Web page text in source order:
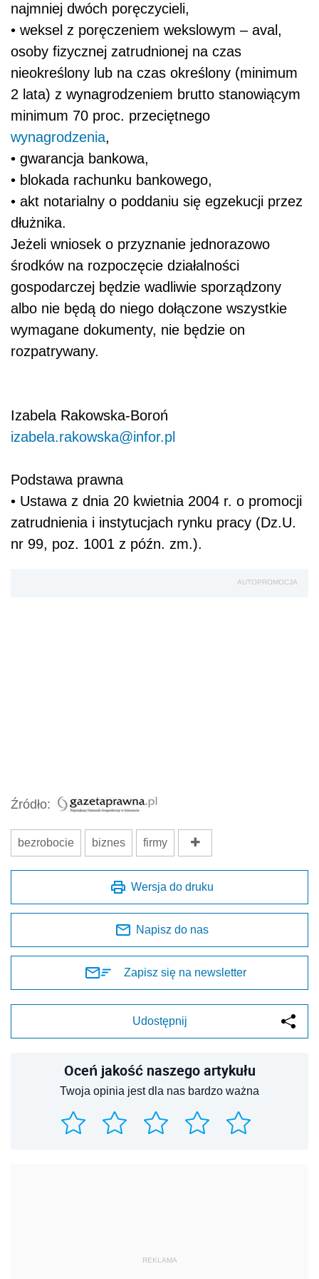
najmniej dwóch poręczycieli,
• weksel z poręczeniem wekslowym – aval,
osoby fizycznej zatrudnionej na czas
nieokreślony lub na czas określony (minimum
2 lata) z wynagrodzeniem brutto stanowiącym
minimum 70 proc. przeciętnego
wynagrodzenia,
• gwarancja bankowa,
• blokada rachunku bankowego,
• akt notarialny o poddaniu się egzekucji przez
dłużnika.
Jeżeli wniosek o przyznanie jednorazowo
środków na rozpoczęcie działalności
gospodarczej będzie wadliwie sporządzony
albo nie będą do niego dołączone wszystkie
wymagane dokumenty, nie będzie on
rozpatrywany.
Izabela Rakowska-Boroń
izabela.rakowska@infor.pl
Podstawa prawna
• Ustawa z dnia 20 kwietnia 2004 r. o promocji
zatrudnienia i instytucjach rynku pracy (Dz.U.
nr 99, poz. 1001 z późn. zm.).
AUTOPROMOCJA
Źródło:
bezrobocie biznes firmy
Wersja do druku
Napisz do nas
Zapisz się na newsletter
Udostępnij
Oceń jakość naszego artykułu
Twoja opinia jest dla nas bardzo ważna
REKLAMA